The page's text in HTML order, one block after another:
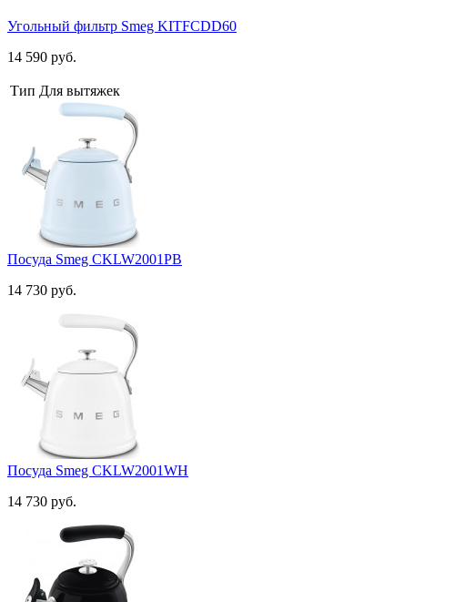
Угольный фильтр Smeg KITFCDD60
14 590 руб.
Тип Для вытяжек
Посуда Smeg CKLW2001PB
14 730 руб.
Посуда Smeg CKLW2001WH
14 730 руб.